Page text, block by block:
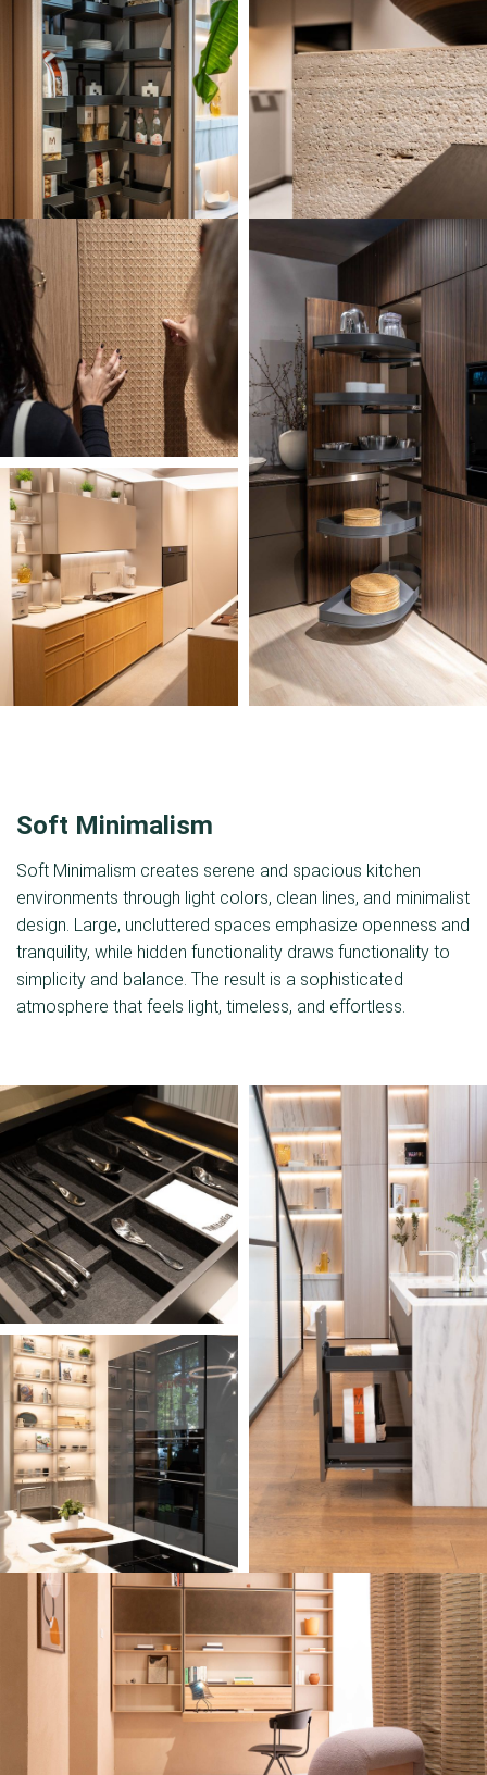
Soft Minimalism
Soft Minimalism creates serene and spacious kitchen
environments through light colors, clean lines, and minimalist
design. Large, uncluttered spaces emphasize openness and
tranquility, while hidden functionality draws functionality to
simplicity and balance. The result is a sophisticated
atmosphere that feels light, timeless, and effortless.